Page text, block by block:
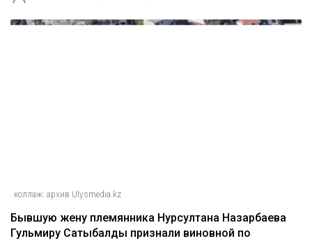
коллаж: архив Ulysmedia.kz
Бывшую жену племянника Нурсултана Назарбаева
Гульмиру Сатыбалды признали виновной по